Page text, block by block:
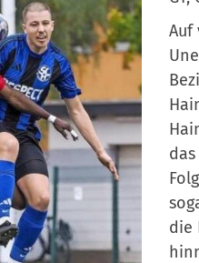
Auf
die